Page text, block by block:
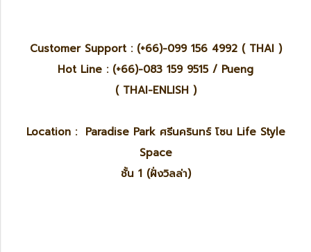
Customer Support : (+66)-099 156 4992 ( THAI )
Hot Line : (+66)-083 159 9515 / Pueng
( THAI-ENLISH )
Location : Paradise Park ศรีนครินทร์ โซน Life Style
Space
ชั้น 1 (ฝั่งวิลล่า)